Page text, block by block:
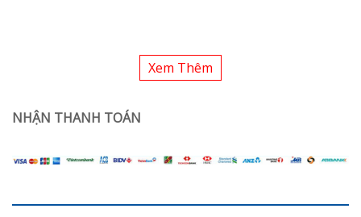
Xem Thêm
NHẬN THANH TOÁN